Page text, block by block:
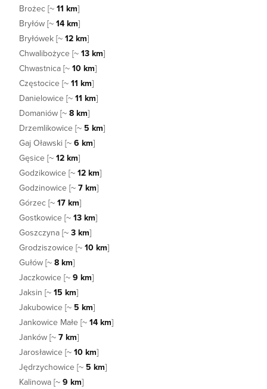
Brożec [~ 11 km]
Bryłów [~ 14 km]
Bryłówek [~ 12 km]
Chwalibożyce [~ 13 km]
Chwastnica [~ 10 km]
Częstocice [~ 11 km]
Danielowice [~ 11 km]
Domaniów [~ 8 km]
Drzemlikowice [~ 5 km]
Gaj Oławski [~ 6 km]
Gęsice [~ 12 km]
Godzikowice [~ 12 km]
Godzinowice [~ 7 km]
Górzec [~ 17 km]
Gostkowice [~ 13 km]
Goszczyna [~ 3 km]
Grodziszowice [~ 10 km]
Gułów [~ 8 km]
Jaczkowice [~ 9 km]
Jaksin [~ 15 km]
Jakubowice [~ 5 km]
Jankowice Małe [~ 14 km]
Janków [~ 7 km]
Jarosławice [~ 10 km]
Jędrzychowice [~ 5 km]
Kalinowa [~ 9 km]